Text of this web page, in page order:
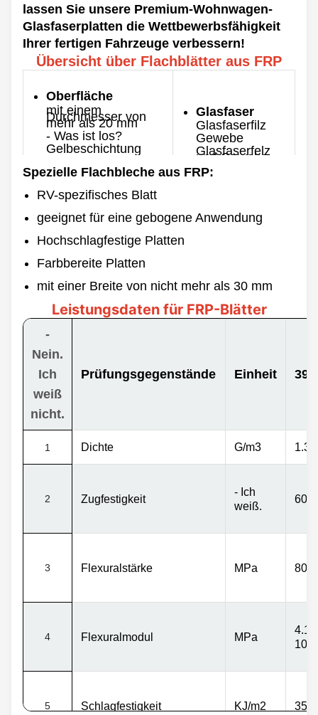
lassen Sie unsere Premium-Wohnwagen-
Glasfaserplatten die Wettbewerbsfähigkeit
Ihrer fertigen Fahrzeuge verbessern!
Übersicht über Flachblätter aus FRP
Oberfläche
mit einem
Durchmesser von
mehr als 20 mm
- Was ist los?
Gelbeschichtung
Durchmesser von
mehr als 0,01 mm
Farbe
Individualisiert
Rückseite
Schwierig
Glasfaser
Glasfaserfilz
Gewebe
Glasfaserfelz
und Gewebe
Stärke
3500 mm
Spezielle Flachbleche aus FRP:
RV-spezifisches Blatt
geeignet für eine gebogene Anwendung
Hochschlagfestige Platten
Farbbereite Platten
mit einer Breite von nicht mehr als 30 mm
Leistungsdaten für FRP-Blätter
-
Nein.
Ich
weiß
nicht.
Prüfungsgegenstände Einheit
1 Dichte G/m3
2 Zugfestigkeit
- Ich
weiß.
60
3 Flexuralstärke MPa 80
4 Flexuralmodul MPa
10
5 Schlagfestigkeit KJ/m2 35